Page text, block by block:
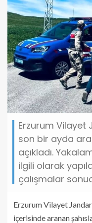
Erzurum Vilayet
son bir ayda
açıkladı.
ilgili olarak
çalışmalar
Erzurum Vilayet
içerisinde aranan